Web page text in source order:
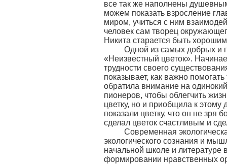
все так же наполнены
можем показать взросление
миром, учиться с ним
человек сам творец
Никита старается быть
Одной из самых добрых и
«Неизвестный цветок».
трудности своего
показывает, как важно
обратила внимание на
пионеров, чтобы облегчить
цветку, но и приобщила к этому
показали цветку, что он не зря
сделал цветок счастливым и
Современная
экологического сознания и
начальной школе и
формировании нравственных